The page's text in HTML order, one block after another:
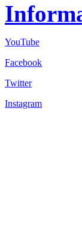
YouTube
Facebook
Twitter
Instagram